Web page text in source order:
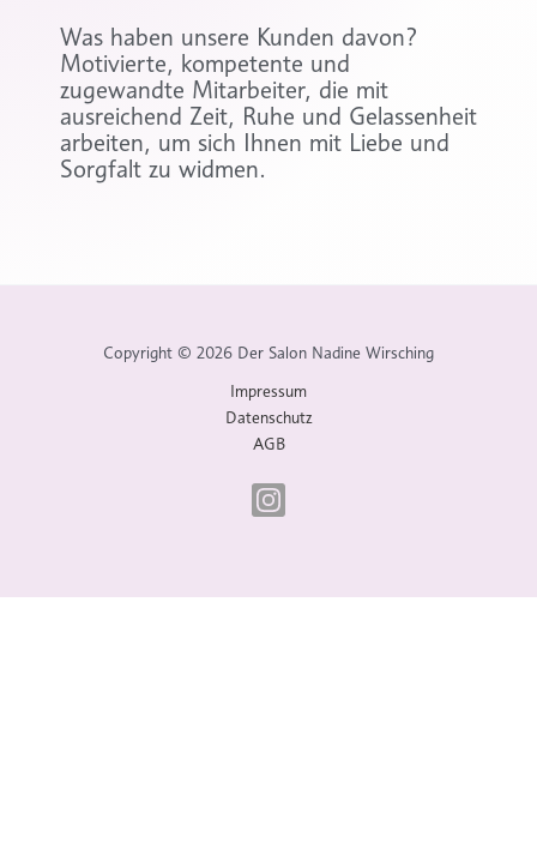
Was haben unsere Kunden davon?
Motivierte, kompetente und
zugewandte Mitarbeiter, die mit
ausreichend Zeit, Ruhe und Gelassenheit
arbeiten, um sich Ihnen mit Liebe und
Sorgfalt zu widmen.
Copyright © 2026 Der Salon Nadine Wirsching
Impressum
Datenschutz
AGB